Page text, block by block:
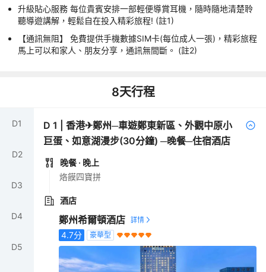
升級貼心服務 每位貴賓安排一部輕便導賞耳機，隨時隨地清楚聆
聽導遊講解，輕鬆自在投入精彩旅程! (註1)
【通訊無阻】 免費提供手機數據SIM卡(每位成人一張)，精彩旅程
馬上可以和家人、朋友分享，通訊無間斷。 (註2)
8天行程
D1
D2
D3
D4
D5
D1 |香港✈鄭州─車遊鄭東新區、外觀中原小
巨蛋、如意湖漫步(30分鐘) ─晚餐─住宿酒店
晚餐 · 晚上
烙饃四寶拼
酒店
鄭州希爾頓酒店
4.7分 豪華型